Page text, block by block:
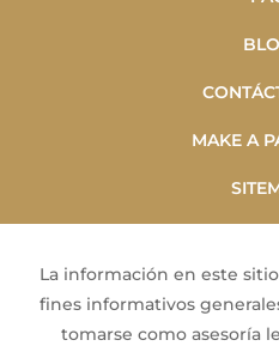
MAKE A
La información en este
fines informativos
tomarse como asesoría